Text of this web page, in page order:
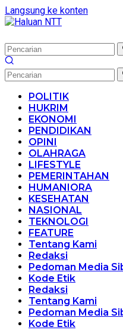
Langsung ke konten
POLITIK
HUKRIM
EKONOMI
PENDIDIKAN
OPINI
OLAHRAGA
LIFESTYLE
PEMERINTAHAN
HUMANIORA
KESEHATAN
NASIONAL
TEKNOLOGI
FEATURE
Tentang Kami
Redaksi
Pedoman Media
Kode Etik
Redaksi
Tentang Kami
Pedoman Media
Kode Etik